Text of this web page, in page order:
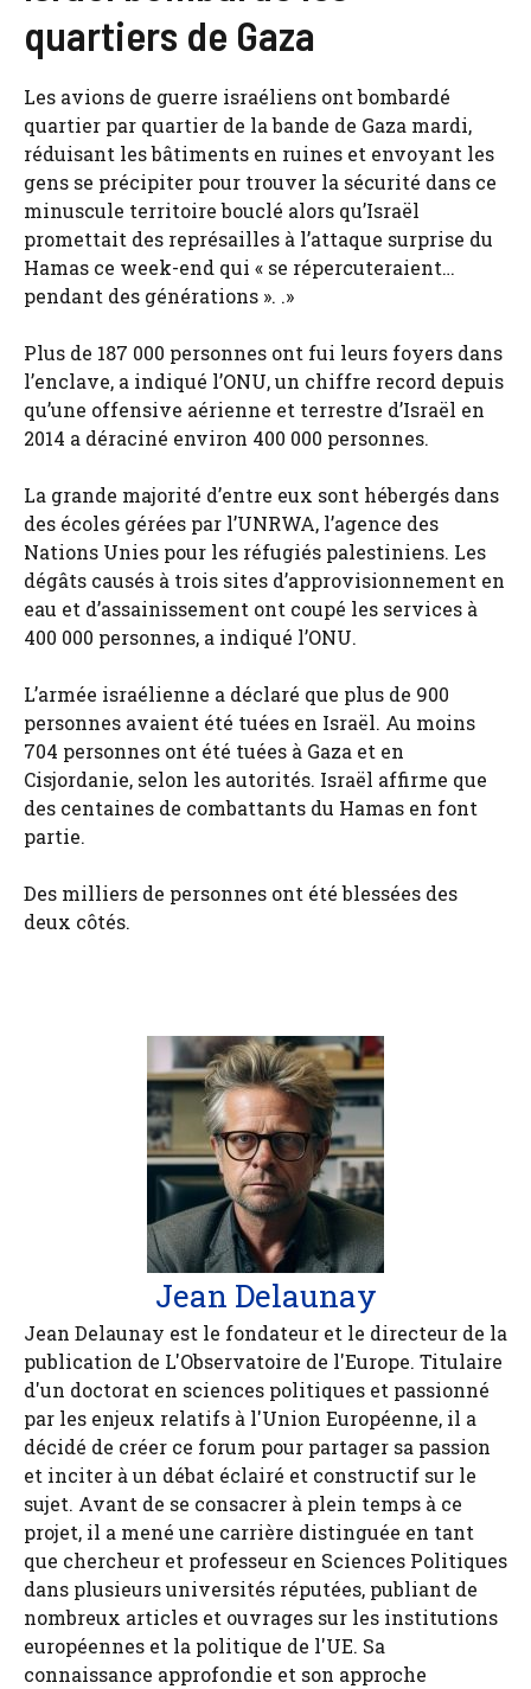
quartiers de Gaza
Les avions de guerre israéliens ont bombardé
quartier par quartier de la bande de Gaza mardi,
réduisant les bâtiments en ruines et envoyant les
gens se précipiter pour trouver la sécurité dans ce
minuscule territoire bouclé alors qu’Israël
promettait des représailles à l’attaque surprise du
Hamas ce week-end qui « se répercuteraient…
pendant des générations ». .»
Plus de 187 000 personnes ont fui leurs foyers dans
l’enclave, a indiqué l’ONU, un chiffre record depuis
qu’une offensive aérienne et terrestre d’Israël en
2014 a déraciné environ 400 000 personnes.
La grande majorité d’entre eux sont hébergés dans
des écoles gérées par l’UNRWA, l’agence des
Nations Unies pour les réfugiés palestiniens. Les
dégâts causés à trois sites d’approvisionnement en
eau et d’assainissement ont coupé les services à
400 000 personnes, a indiqué l’ONU.
L’armée israélienne a déclaré que plus de 900
personnes avaient été tuées en Israël. Au moins
704 personnes ont été tuées à Gaza et en
Cisjordanie, selon les autorités. Israël affirme que
des centaines de combattants du Hamas en font
partie.
Des milliers de personnes ont été blessées des
deux côtés.
Jean Delaunay
Jean Delaunay est le fondateur et le directeur de la
publication de L'Observatoire de l'Europe. Titulaire
d'un doctorat en sciences politiques et passionné
par les enjeux relatifs à l'Union Européenne, il a
décidé de créer ce forum pour partager sa passion
et inciter à un débat éclairé et constructif sur le
sujet. Avant de se consacrer à plein temps à ce
projet, il a mené une carrière distinguée en tant
que chercheur et professeur en Sciences Politiques
dans plusieurs universités réputées, publiant de
nombreux articles et ouvrages sur les institutions
européennes et la politique de l'UE. Sa
connaissance approfondie et son approche